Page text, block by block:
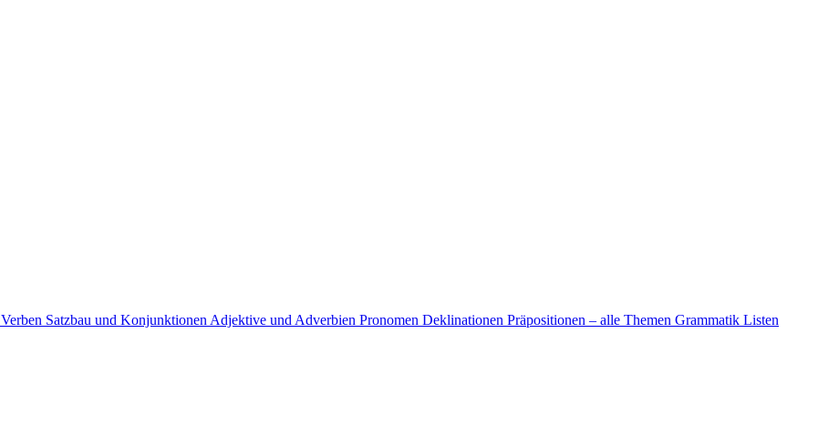
Verben Satzbau und Konjunktionen Adjektive und Adverbien Pronomen Deklinationen Präpositionen – alle Themen Grammatik Listen